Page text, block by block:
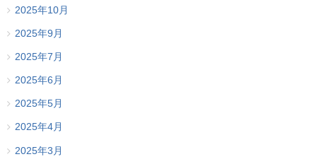
2025年10月
2025年9月
2025年7月
2025年6月
2025年5月
2025年4月
2025年3月